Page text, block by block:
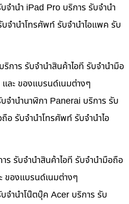
ำนำ iPad Pro บริการ รับจำนำ
จำนำโทรศัพท์ รับจำนำไอแพค รับ
การ รับจำนำสินค้าไอที รับจำนำมือ
ละ ของแบรนด์เนมต่างๆ
จำนำนาฬิกา Panerai บริการ รับ
อ รับจำนำโทรศัพท์ รับจำนำไอ
ร รับจำนำสินค้าไอที รับจำนำมือถือ
ของแบรนด์เนมต่างๆ
จำนำโน๊ตบุ๊ค Acer บริการ รับ